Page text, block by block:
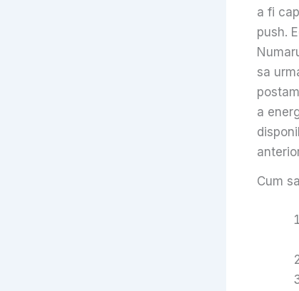
a fi
push.
sa
a
Cum